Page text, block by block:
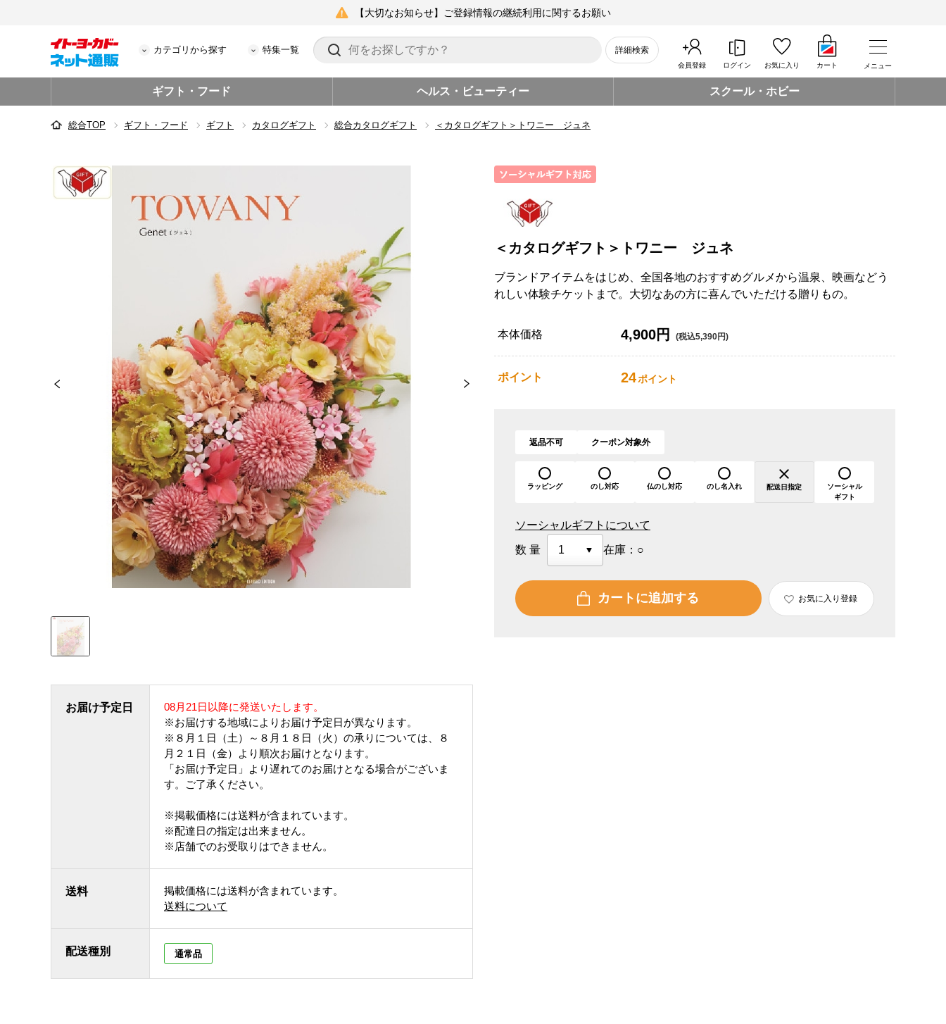
【大切なお知らせ】ご登録情報の継続利用に関するお願い
カテゴリから探す 特集一覧 詳細検索
会員登録 ログイン お気に入り カート メニュー
ギフト・フード ヘルス・ビューティー スクール・ホビー
総合TOP ギフト・フード ギフト カタログギフト 総合カタログギフト ＜カタログギフト＞トワニー ジュネ
お届け予定日
08月21日以降に発送いたします。
※お届けする地域によりお届け予定日が異なります。
※８月１日（土）～８月１８日（火）の承りについては、８
月２１日（金）より順次お届けとなります。
「お届け予定日」より遅れてのお届けとなる場合がございま
す。ご了承ください。
※掲載価格には送料が含まれています。
※配達日の指定は出来ません。
※店舗でのお受取りはできません。
送料
掲載価格には送料が含まれています。
送料について
配送種別 通常品
＜カタログギフト＞トワニー ジュネ
ブランドアイテムをはじめ、全国各地のおすすめグルメから温泉、映画などう
れしい体験チケットまで。大切なあの方に喜んでいただける贈りもの。
本体価格 4,900円 (税込5,390円)
ポイント 24ポイント
返品不可 クーポン対象外
ラッピング のし対応 仏のし対応 のし名入れ 配送日指定
ソーシャル
ギフト
ソーシャルギフトについて
数量 在庫： ○
カートに追加する お気に入り登録